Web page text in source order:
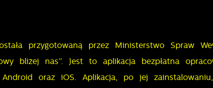
przygotowaną przez Ministerstwo Spraw
bliżej nas”. Jest to aplikacja bezpłatna
Android oraz iOS. Aplikacja, po jej